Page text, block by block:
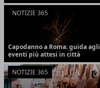
NOTIZIE 365
Capodanno a Roma: guida agli
eventi più attesi in città
NOTIZIE 365